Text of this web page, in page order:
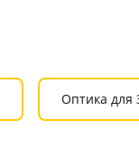
Оптика для